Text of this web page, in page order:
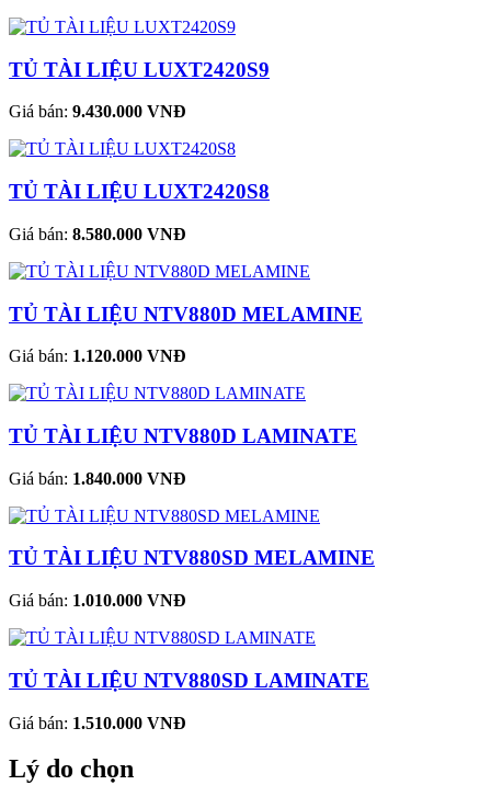
TỦ TÀI LIỆU LUXT2420S9
Giá bán: 9.430.000 VNĐ
TỦ TÀI LIỆU LUXT2420S8
Giá bán: 8.580.000 VNĐ
TỦ TÀI LIỆU NTV880D MELAMINE
Giá bán: 1.120.000 VNĐ
TỦ TÀI LIỆU NTV880D LAMINATE
Giá bán: 1.840.000 VNĐ
TỦ TÀI LIỆU NTV880SD MELAMINE
Giá bán: 1.010.000 VNĐ
TỦ TÀI LIỆU NTV880SD LAMINATE
Giá bán: 1.510.000 VNĐ
Lý do chọn